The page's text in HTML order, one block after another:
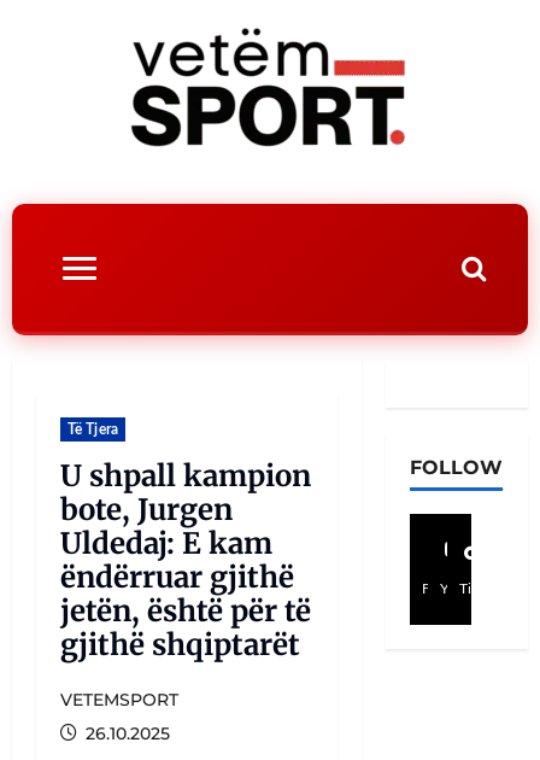
Të Tjera
U shpall kampion
bote, Jurgen
Uldedaj: E kam
ëndërruar gjithë
jetën, është për të
gjithë shqiptarët
VETEMSPORT
26.10.2025
FOLLOW
Facebook
YouTube
TikTok